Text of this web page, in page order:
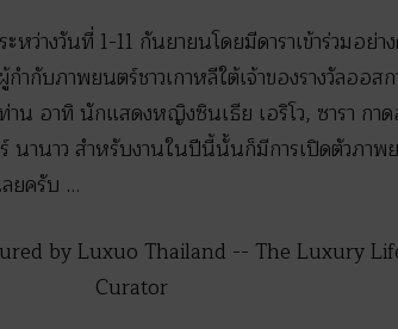
ว่างวันที่ 1-11 กันยายนโดยมีดาราเข้าร่วมอย่
กับภาพยนตร์ชาวเกาหลีใต้เจ้าของรางวัลออ
น อาทิ นักแสดงหญิงซินเธีย เอริโว, ซารา กา
นานาว สำหรับงานในปีนี้นั้นก็มีการเปิดตัวภา
ยครับ …